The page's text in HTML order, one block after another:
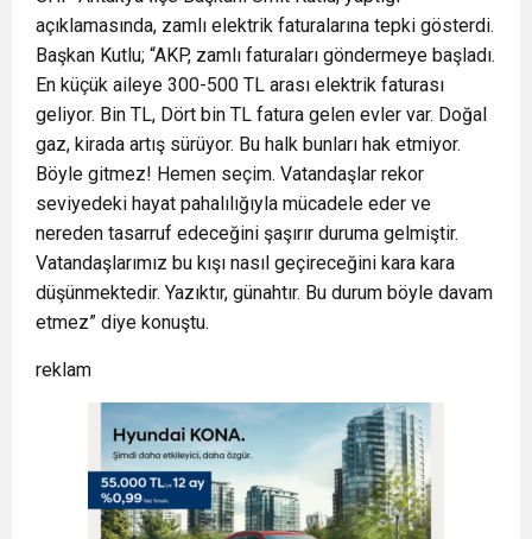
açıklamasında, zamlı elektrik faturalarına tepki gösterdi.
Başkan Kutlu; “AKP, zamlı faturaları göndermeye başladı.
En küçük aileye 300-500 TL arası elektrik faturası
geliyor. Bin TL, Dört bin TL fatura gelen evler var. Doğal
gaz, kirada artış sürüyor. Bu halk bunları hak etmiyor.
Böyle gitmez! Hemen seçim. Vatandaşlar rekor
seviyedeki hayat pahalılığıyla mücadele eder ve
nereden tasarruf edeceğini şaşırır duruma gelmiştir.
Vatandaşlarımız bu kışı nasıl geçireceğini kara kara
düşünmektedir. Yazıktır, günahtır. Bu durum böyle davam
etmez” diye konuştu.
reklam